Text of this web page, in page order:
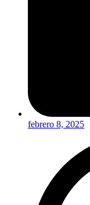
febrero 8, 2025